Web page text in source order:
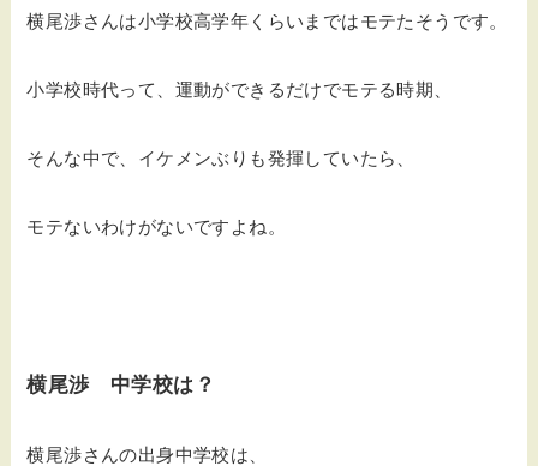
横尾渉さんは小学校高学年くらいまではモテたそうです。
小学校時代って、運動ができるだけでモテる時期、
そんな中で、イケメンぶりも発揮していたら、
モテないわけがないですよね。
横尾渉 中学校は？
横尾渉さんの出身中学校は、